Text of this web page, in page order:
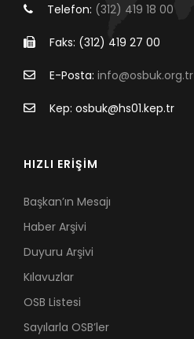
Telefon: (312) 419 18 00
Faks: (312) 419 27 00
E-Posta: info@osbuk.org.tr
Kep: osbuk@hs01.kep.tr
HIZLI ERİŞİM
Başkan’ın Mesajı
Haber Arşivi
Duyuru Arşivi
Kılavuzlar
OSB Listesi
Sayılarla OSB’ler